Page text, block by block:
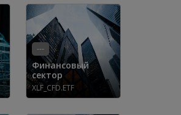
---
Финансовый
сектор
XLF_CFD.ETF